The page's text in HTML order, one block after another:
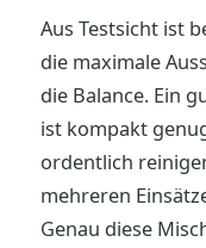
Aus Testsicht ist
die maximale
die Balance. Ein
ist kompakt
ordentlich
mehreren
Genau diese